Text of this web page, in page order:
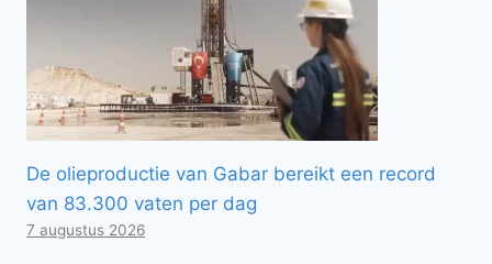
De olieproductie van Gabar bereikt een record
van 83.300 vaten per dag
7 augustus 2026